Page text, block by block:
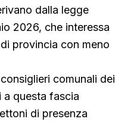
dalla legge
2026, che interessa
provincia con meno
comunali dei
a questa fascia
di presenza